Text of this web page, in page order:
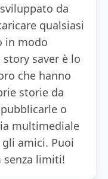
da
qualsiasi
in modo
saver è lo
che hanno
storie da
o
multimediale
amici. Puoi
senza limiti!